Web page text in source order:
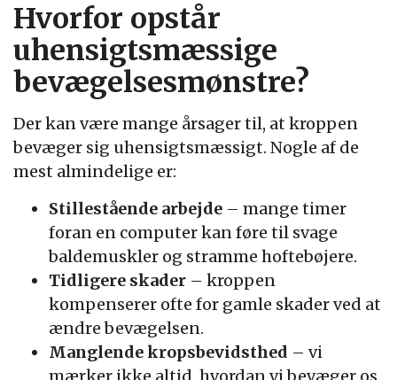
Hvorfor opstår
uhensigtsmæssige
bevægelsesmønstre?
Der kan være mange årsager til, at kroppen
bevæger sig uhensigtsmæssigt. Nogle af de
mest almindelige er:
Stillestående arbejde – mange timer
foran en computer kan føre til svage
baldemuskler og stramme hoftebøjere.
Tidligere skader – kroppen
kompenserer ofte for gamle skader ved at
ændre bevægelsen.
Manglende kropsbevidsthed – vi